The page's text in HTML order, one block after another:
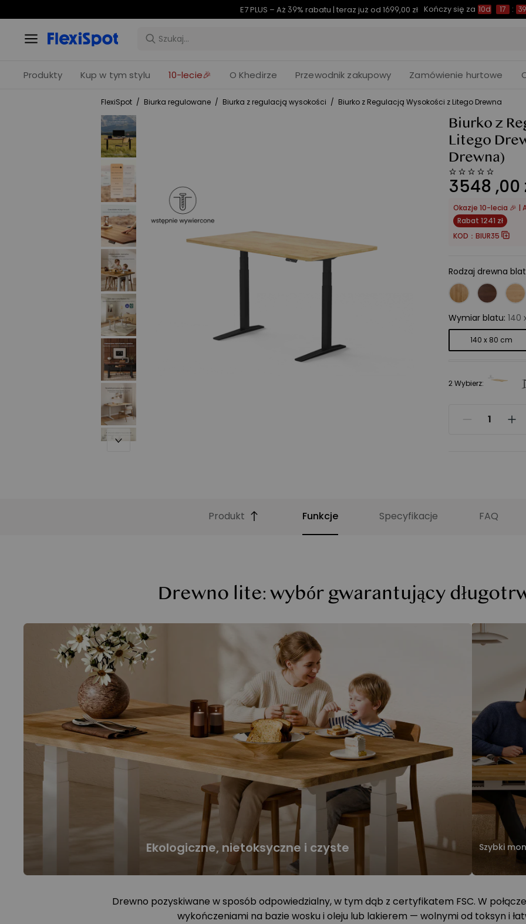
E7 PLUS – Aż 39% rabatu | teraz już od 1699,00 zł Kończy się za 10d 17 : 39
Produkty Kup w tym stylu 10-lecie🎉 O Khedirze Przewodnik zakupowy Zamówienie hurtowe
FlexiSpot / Biurka regulowane / Biurka z regulacją wysokości / Biurko z Regulacją Wysokości z Litego Drewna
Biurko z
Litego
Drewna)
3548 ,00
Okazje 10-lecia 🎉
Rabat 1241 zł
KOD： BIUR35
Rodzaj drewna
Wymiar blatu: 140
140 x 80 cm
2 nogi – E7 PRO
Serwis
30 dni na
2 Wybierz:
Produkt Funkcje Specyfikacje FAQ
Drewno lite: wybór gwarantujący
Ekologiczne, nietoksyczne i czyste
Szybki
Drewno pozyskiwane w sposób odpowiedzialny, w tym dąb z certyfikatem FSC. W
wykończeniami na bazie wosku i oleju lub lakierem — wolnymi od toksyn i